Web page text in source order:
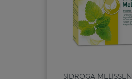
SIDROGA